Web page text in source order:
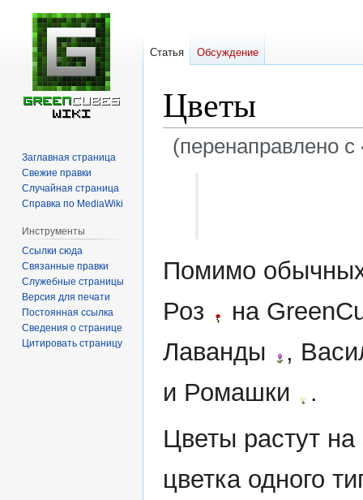
Цветы
(перенаправлено с
Помимо
Роз
на
Лаванды
,
и Ромашки
.
Цветы растут
цветка одного
Статья Обсуждение
Заглавная страница
Свежие правки
Случайная страница
Справка по MediaWiki
Инструменты
Ссылки сюда
Связанные правки
Служебные страницы
Версия для печати
Постоянная ссылка
Сведения о странице
Цитировать страницу